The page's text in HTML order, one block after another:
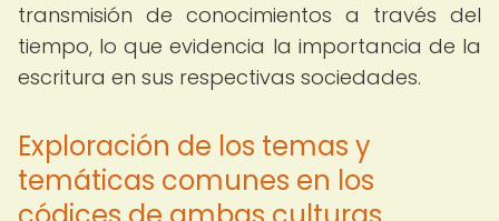
transmisión de conocimientos a través del
tiempo, lo que evidencia la importancia de la
escritura en sus respectivas sociedades.
Exploración de los temas y
temáticas comunes en los